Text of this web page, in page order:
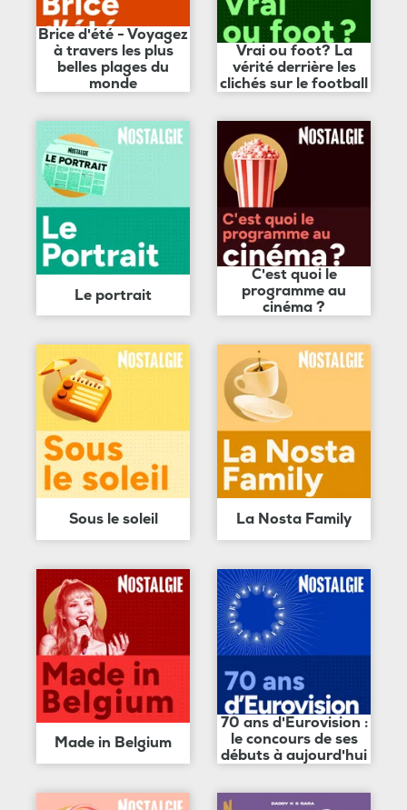
Brice d'été - Voyagez
à travers les plus
belles plages du
monde
Vrai ou foot? La
vérité derrière les
clichés sur le football
Le portrait
C'est quoi le
programme au
cinéma ?
Sous le soleil La Nosta Family
Made in Belgium
70 ans d'Eurovision :
le concours de ses
débuts à aujourd'hui